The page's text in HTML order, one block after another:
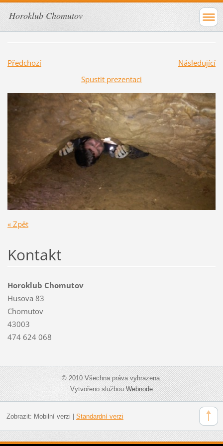
Horoklub Chomutov
Předchozí
Následující
Spustit prezentaci
« Zpět
Kontakt
Horoklub Chomutov
Husova 83
Chomutov
43003
474 624 068
© 2010 Všechna práva vyhrazena.
Vytvořeno službouWebnode
Zobrazit: Mobilní verzi Standardní verzi